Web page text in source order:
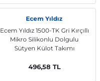
Ecem Yıldız
Ecem Yıldız 1500-TK Gri Kırçıllı
Mikro Silikonlu Dolgulu
Sütyen Külot Takımı
496,58 TL